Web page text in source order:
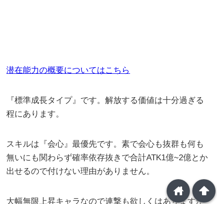
潜在能力の概要についてはこちら
『標準成長タイプ』です。解放する価値は十分過ぎる
程にあります。
スキルは『会心』最優先です。素で会心も抜群も何も
無いにも関わらず確率依存抜きで合計ATK1億~2億とか
出せるので付けない理由がありません。
大幅無限上昇キャラなので連撃も欲しくはありますが
arrowup
home